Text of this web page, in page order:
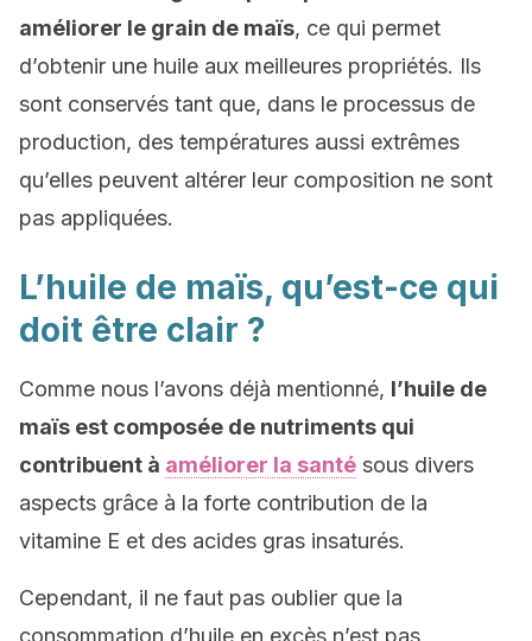
améliorer le grain de maïs, ce qui permet
d’obtenir une huile aux meilleures propriétés. Ils
sont conservés tant que, dans le processus de
production, des températures aussi extrêmes
qu’elles peuvent altérer leur composition ne sont
pas appliquées.
L’huile de maïs, qu’est-ce qui
doit être clair ?
Comme nous l’avons déjà mentionné, l’huile de
maïs est composée de nutriments qui
contribuent à améliorer la santé sous divers
aspects grâce à la forte contribution de la
vitamine E et des acides gras insaturés.
Cependant, il ne faut pas oublier que la
consommation d’huile en excès n’est pas